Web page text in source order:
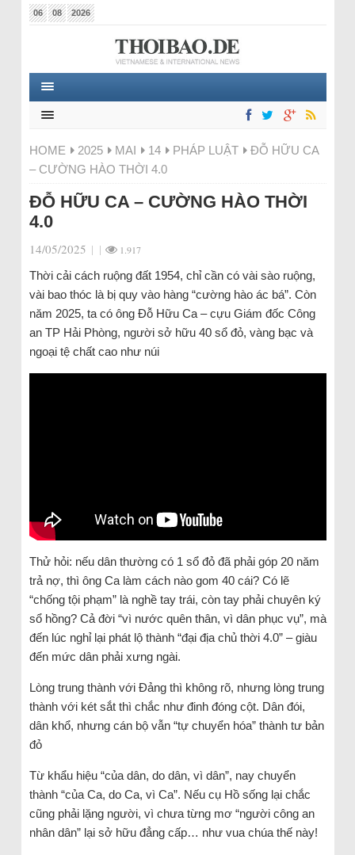
06 08 2026
HOME 2025 MAI 14 PHÁP LUẬT
ĐỖ HỮU CA
– CƯỜNG HÀO THỜI 4.0
ĐỖ HỮU CA – CƯỜNG HÀO THỜI
4.0
14/05/2025 | | 1.917
Thời cải cách ruộng đất 1954, chỉ cần có vài sào ruộng,
vài bao thóc là bị quy vào hàng “cường hào ác bá”. Còn
năm 2025, ta có ông Đỗ Hữu Ca – cựu Giám đốc Công
an TP Hải Phòng, người sở hữu 40 sổ đỏ, vàng bạc và
ngoại tệ chất cao như núi
Thử hỏi: nếu dân thường có 1 sổ đỏ đã phải góp 20 năm
trả nợ, thì ông Ca làm cách nào gom 40 cái? Có lẽ
“chống tội phạm” là nghề tay trái, còn tay phải chuyên ký
sổ hồng? Cả đời “vì nước quên thân, vì dân phục vụ”, mà
đến lúc nghỉ lại phát lộ thành “đại địa chủ thời 4.0” – giàu
đến mức dân phải xưng ngài.
Lòng trung thành với Đảng thì không rõ, nhưng lòng trung
thành với két sắt thì chắc như đinh đóng cột. Dân đói,
dân khổ, nhưng cán bộ vẫn “tự chuyển hóa” thành tư bản
đỏ
Từ khẩu hiệu “của dân, do dân, vì dân”, nay chuyển
thành “của Ca, do Ca, vì Ca”. Nếu cụ Hồ sống lại chắc
cũng phải lặng người, vì chưa từng mơ “người công an
nhân dân” lại sở hữu đẳng cấp… như vua chúa thế này!